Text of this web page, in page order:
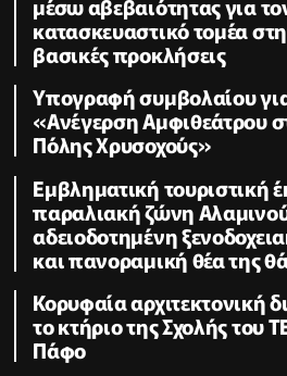
κατασκευαστικό τομέα
βασικές προκλήσεις
Υπογραφή συμβολαίου
«Ανέγερση Αμφιθεάτρου
Πόλης Χρυσοχούς»
Εμβληματική τουριστική
παραλιακή ζώνη
αδειοδοτημένη
και πανοραμική θέα της
Κορυφαία αρχιτεκτονική
το κτήριο της Σχολής του
Πάφο